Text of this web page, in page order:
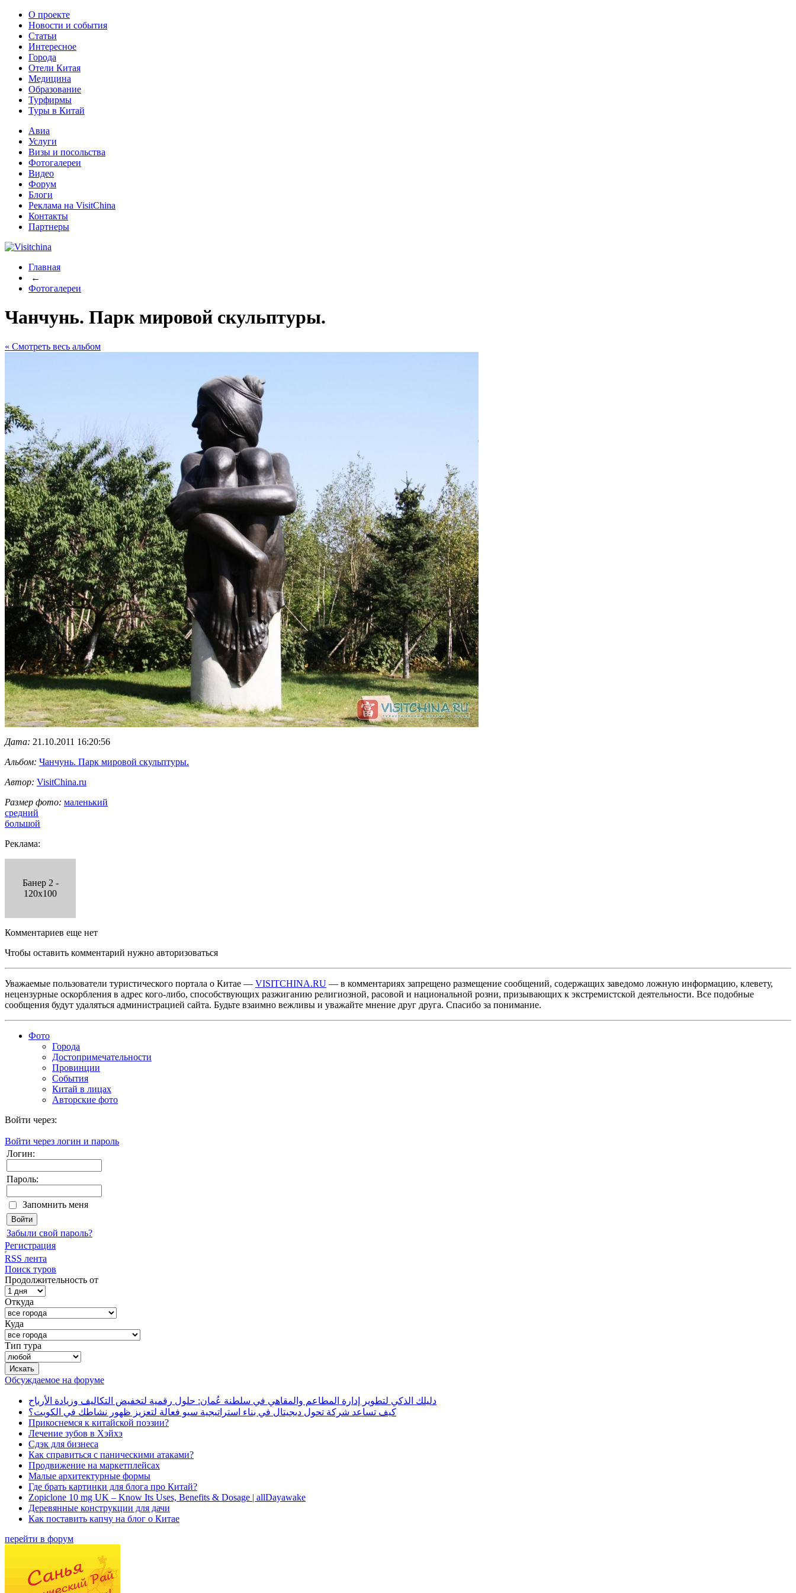
О проекте
Новости и события
Статьи
Интересное
Города
Отели Китая
Медицина
Образование
Турфирмы
Туры в Китай
Авиа
Услуги
Визы и посольства
Фотогалереи
Видео
Форум
Блоги
Реклама на VisitChina
Контакты
Партнеры
Главная
←
Фотогалереи
Чанчунь. Парк мировой скульптуры.
« Cмотреть весь альбом
Дата: 21.10.2011 16:20:56
Альбом: Чанчунь. Парк мировой скульптуры.
Автор: VisitChina.ru
Размер фото: маленький
средний
большой
Реклама:
Банер 2 -
120x100
Комментариев еще нет
Чтобы оставить комментарий нужно авторизоваться
Уважаемые пользователи туристического портала о Китае — VISITCHINA.RU — в комментариях запрещено размещение сообщений, содержащих заведомо ложную информацию, клевету,
нецензурные оскорбления в адрес кого-либо, способствующих разжиганию религиозной, расовой и национальной розни, призывающих к экстремистской деятельности. Все подобные
сообщения будут удаляться администрацией сайта. Будьте взаимно вежливы и уважайте мнение друг друга. Спасибо за понимание.
Фото
Города
Достопримечательности
Провинции
События
Китай в лицах
Авторские фото
Войти через:
Войти через логин и пароль
Логин:
Пароль:
Запомнить меня
Забыли свой пароль?
Регистрация
RSS лента
Поиск туров
Продолжительность от
Откуда
Куда
Тип тура
Обсуждаемое на форуме
دليلك الذكي لتطوير إدارة المطاعم والمقاهي في سلطنة عُمان: حلول رقمية لتخفيض التكاليف وزيادة الأرباح
كيف تساعد شركة تحول ديجيتال في بناء استراتيجية سيو فعالة لتعزيز ظهور نشاطك في الكويت؟
Прикоснемся к китайской поэзии?
Лечение зубов в Хэйхэ
Сдэк для бизнеса
Как справиться с паническими атаками?
Продвижение на маркетплейсах
Малые архитектурные формы
Где брать картинки для блога про Китай?
Zopiclone 10 mg UK – Know Its Uses, Benefits & Dosage | allDayawake
Деревянные конструкции для дачи
Как поставить капчу на блог о Китае
перейти в форум